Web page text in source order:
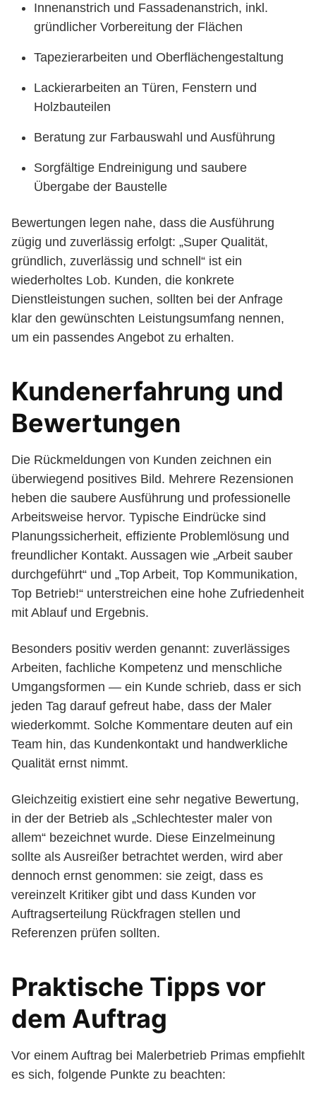
Innenanstrich und Fassadenanstrich, inkl.
gründlicher Vorbereitung der Flächen
Tapezierarbeiten und Oberflächengestaltung
Lackierarbeiten an Türen, Fenstern und
Holzbauteilen
Beratung zur Farbauswahl und Ausführung
Sorgfältige Endreinigung und saubere
Übergabe der Baustelle
Bewertungen legen nahe, dass die Ausführung
zügig und zuverlässig erfolgt: „Super Qualität,
gründlich, zuverlässig und schnell“ ist ein
wiederholtes Lob. Kunden, die konkrete
Dienstleistungen suchen, sollten bei der Anfrage
klar den gewünschten Leistungsumfang nennen,
um ein passendes Angebot zu erhalten.
Kundenerfahrung und
Bewertungen
Die Rückmeldungen von Kunden zeichnen ein
überwiegend positives Bild. Mehrere Rezensionen
heben die saubere Ausführung und professionelle
Arbeitsweise hervor. Typische Eindrücke sind
Planungssicherheit, effiziente Problemlösung und
freundlicher Kontakt. Aussagen wie „Arbeit sauber
durchgeführt“ und „Top Arbeit, Top Kommunikation,
Top Betrieb!“ unterstreichen eine hohe Zufriedenheit
mit Ablauf und Ergebnis.
Besonders positiv werden genannt: zuverlässiges
Arbeiten, fachliche Kompetenz und menschliche
Umgangsformen — ein Kunde schrieb, dass er sich
jeden Tag darauf gefreut habe, dass der Maler
wiederkommt. Solche Kommentare deuten auf ein
Team hin, das Kundenkontakt und handwerkliche
Qualität ernst nimmt.
Gleichzeitig existiert eine sehr negative Bewertung,
in der der Betrieb als „Schlechtester maler von
allem“ bezeichnet wurde. Diese Einzelmeinung
sollte als Ausreißer betrachtet werden, wird aber
dennoch ernst genommen: sie zeigt, dass es
vereinzelt Kritiker gibt und dass Kunden vor
Auftragserteilung Rückfragen stellen und
Referenzen prüfen sollten.
Praktische Tipps vor
dem Auftrag
Vor einem Auftrag bei Malerbetrieb Primas empfiehlt
es sich, folgende Punkte zu beachten: